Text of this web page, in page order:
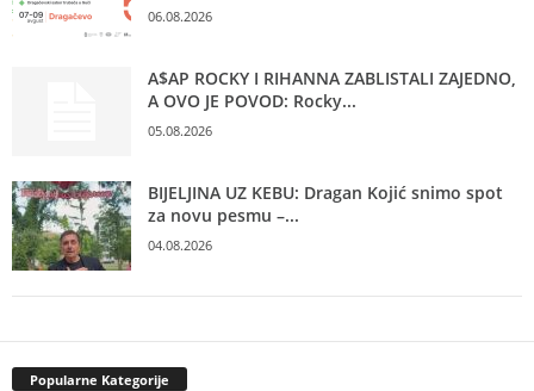
06.08.2026
A$AP ROCKY I RIHANNA ZABLISTALI ZAJEDNO,
A OVO JE POVOD: Rocky...
05.08.2026
BIJELJINA UZ KEBU: Dragan Kojić snimo spot
za novu pesmu –...
04.08.2026
Popularne Kategorije